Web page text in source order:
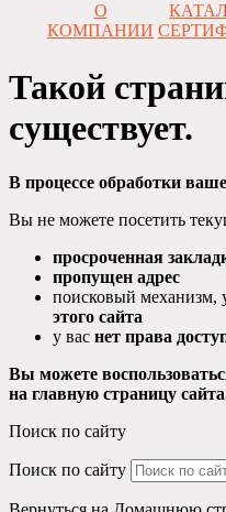
О
КОМПАНИИ
Такой
существует.
В процессе обработки
Вы не можете посетить
просроченная
пропущен адрес
поисковый механизм,
этого сайта
у вас нет права
Вы можете
на главную страницу
Поиск по сайту
Поиск по сайту